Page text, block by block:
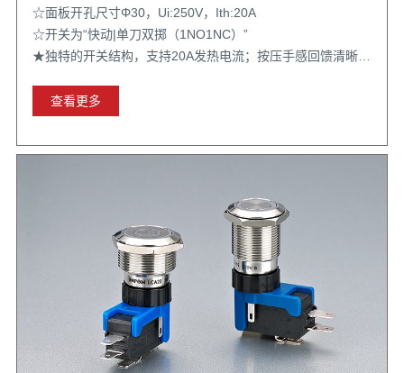
☆面板开孔尺寸Φ30，Ui:250V，Ith:20A
☆开关为“快动|单刀双掷（1NO1NC）”
★独特的开关结构，支持20A发热电流；按压手感回馈清晰；
查看更多